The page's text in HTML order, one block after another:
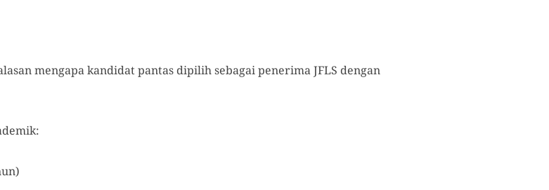
mengapa kandidat pantas dipilih sebagai penerima JFLS dengan